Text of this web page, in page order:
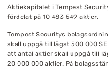
Aktiekapitalet i Tempest
fördelat på 10 483 549 aktier.
Tempest Securitys
skall uppgå till lägst 500 000
att antal aktier skall uppgå till
20 000 000 aktier. På